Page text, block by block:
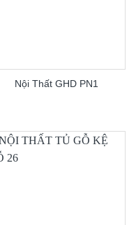
Nội Thất GHD PN1